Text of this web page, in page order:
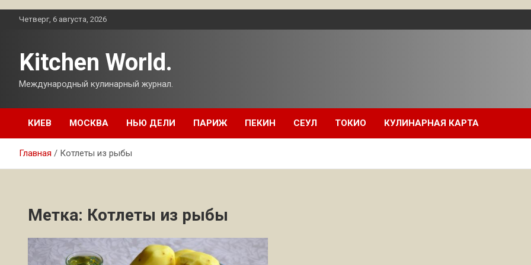
ПерейтиЧетверг, 6 августа, 2026
Kitchen World.
Международный кулинарный журнал.
КИЕВ МОСКВА НЬЮ ДЕЛИ ПАРИЖ ПЕКИН СЕУЛ ТОКИО КУЛИНАРНАЯ КАРТА
Главная Котлеты из рыбы
Метка: Котлеты из рыбы